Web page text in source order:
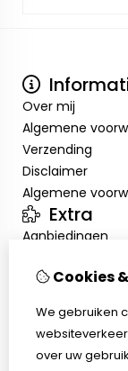
Over mij
Algemene
Verzending
Disclaimer
Algemene
Extra
Aanbiedingen
Inloggen
Verlanglijst
Cookies
We gebruiken
over uw